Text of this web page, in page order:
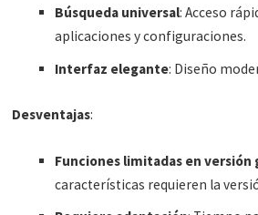
Búsqueda universal: Acceso
aplicaciones y configuraciones.
Interfaz elegante: Diseño
Desventajas:
Funciones limitadas en
características requieren la